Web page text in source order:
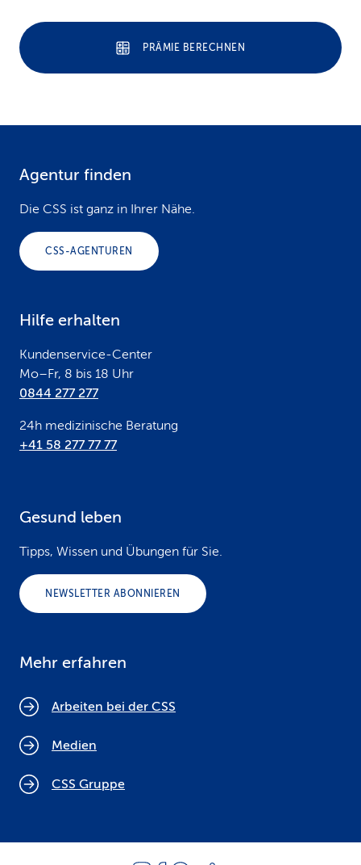
PRÄMIE BERECHNEN
Agentur finden
Die CSS ist ganz in Ihrer Nähe.
CSS-AGENTUREN
Hilfe erhalten
Kundenservice-Center
Mo–Fr, 8 bis 18 Uhr
0844 277 277
24h medizinische Beratung
+41 58 277 77 77
Gesund leben
Tipps, Wissen und Übungen für Sie.
NEWSLETTER ABONNIEREN
Mehr erfahren
Arbeiten bei der CSS
Medien
CSS Gruppe